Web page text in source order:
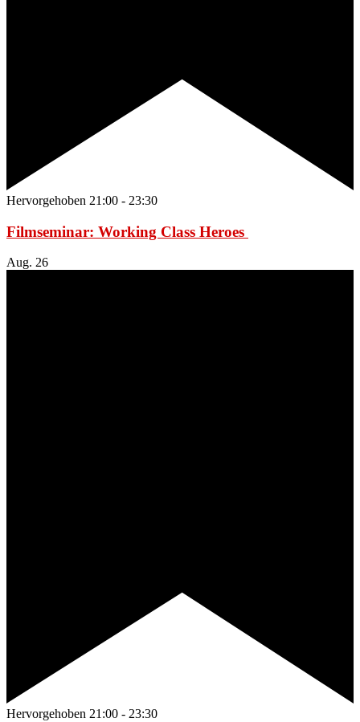
Hervorgehoben 21:00 - 23:30
Filmseminar: Working Class Heroes
Aug. 26
Hervorgehoben 21:00 - 23:30